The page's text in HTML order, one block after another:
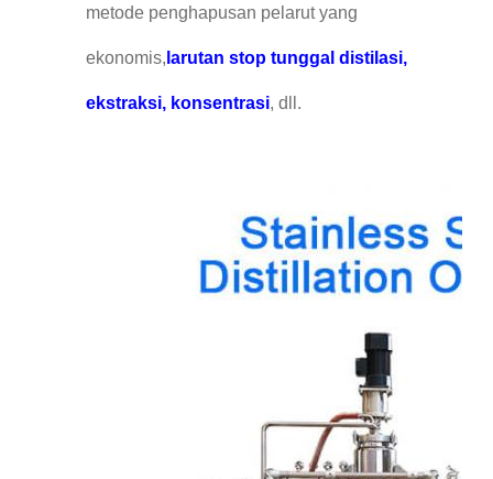
metode penghapusan pelarut yang
ekonomis, larutan stop tunggal distilasi,
ekstraksi, konsentrasi, dll.